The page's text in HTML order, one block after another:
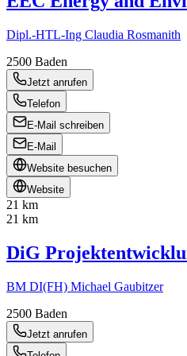
Dipl.-HTL-Ing Claudia Rosmanith
2500 Baden
Jetzt anrufen
Telefon
E-Mail schreiben
E-Mail
Website besuchen
Website
21 km
21 km
DiG
BM DI(FH) Michael Gaubitzer
2500 Baden
Jetzt anrufen